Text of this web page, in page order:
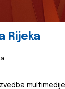
Rijeka
multimedije